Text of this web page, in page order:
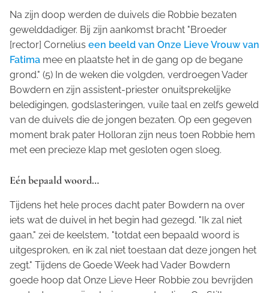
Na zijn doop werden de duivels die Robbie bezaten
gewelddadiger. Bij zijn aankomst bracht "Broeder
[rector] Cornelius een beeld van Onze Lieve Vrouw van
Fatima mee en plaatste het in de gang op de begane
grond." (5) In de weken die volgden, verdroegen Vader
Bowdern en zijn assistent-priester onuitsprekelijke
beledigingen, godslasteringen, vuile taal en zelfs geweld
van de duivels die de jongen bezaten. Op een gegeven
moment brak pater Holloran zijn neus toen Robbie hem
met een precieze klap met gesloten ogen sloeg.
Eén bepaald woord…
Tijdens het hele proces dacht pater Bowdern na over
iets wat de duivel in het begin had gezegd. "Ik zal niet
gaan," zei de keelstem, "totdat een bepaald woord is
uitgesproken, en ik zal niet toestaan dat deze jongen het
zegt." Tijdens de Goede Week had Vader Bowdern
goede hoop dat Onze Lieve Heer Robbie zou bevrijden